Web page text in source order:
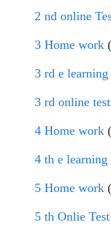
2 nd online
3 Home work
3 rd e
3 rd online test
4 Home work
4 th e learning
5 Home work
5 th Onlie Test